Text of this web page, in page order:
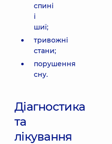
спині
і
шиї;
тривожні
стани;
порушення
сну.
Діагностика
та
лікування